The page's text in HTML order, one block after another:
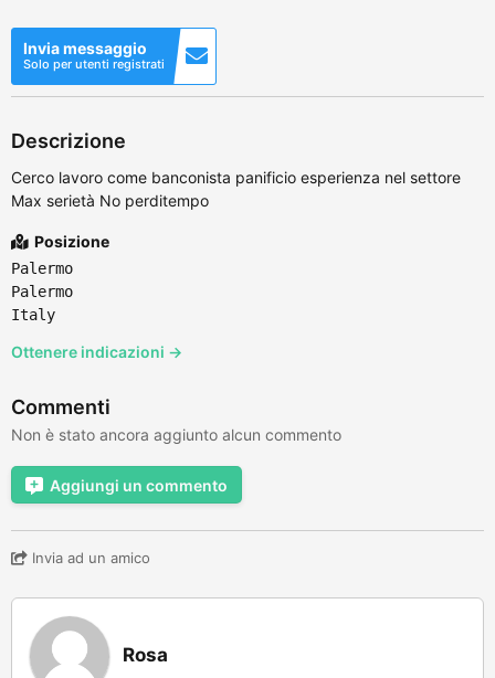
Invia messaggio
Solo per utenti registrati
Descrizione
Cerco lavoro come banconista panificio esperienza nel settore
Max serietà No perditempo
Posizione
Palermo
Palermo
Italy
Ottenere indicazioni →
Commenti
Non è stato ancora aggiunto alcun commento
Aggiungi un commento
Invia ad un amico
Rosa